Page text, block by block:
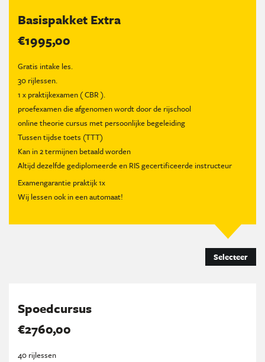
Basispakket Extra
€1995,00
Gratis intake les.
30 rijlessen.
1 x praktijkexamen ( CBR ).
proefexamen die afgenomen wordt door de rijschool
online theorie cursus met persoonlijke begeleiding
Tussen tijdse toets (TTT)
Kan in 2 termijnen betaald worden
Altijd dezelfde gediplomeerde en RIS gecertificeerde instructeur
Examengarantie praktijk 1x
Wij lessen ook in een automaat!
Selecteer
Spoedcursus
€2760,00
40 rijlessen